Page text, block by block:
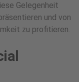
Gelegenheit
und von
zu profitieren.